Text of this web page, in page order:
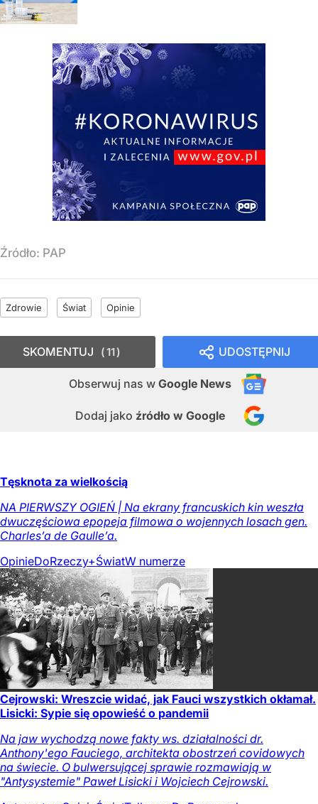
Źródło: PAP
Zdrowie Świat Opinie
UDOSTĘPNIJ
Obserwuj nas w Google News
Dodaj jako źródło w Google
SKOMENTUJ 11
Tęsknota za wielkością
NA PIERWSZY OGIEŃ | Na ekrany francuskich kin weszła
dwuczęściowa epopeja filmowa o wojennych losach gen.
Charles’a de Gaulle’a.
OpinieDoRzeczy+ŚwiatW numerze
Cejrowski: Wreszcie widać, jak Fauci wszystkich okłamał.
Lisicki: Sypie się opowieść o pandemii
Na jaw wychodzą nowe fakty ws. działalności dr.
Anthony'ego Fauciego, architekta obostrzeń covidowych
na świecie. O bulwersującej sprawie rozmawiają w
"Antysystemie" Paweł Lisicki i Wojciech Cejrowski.